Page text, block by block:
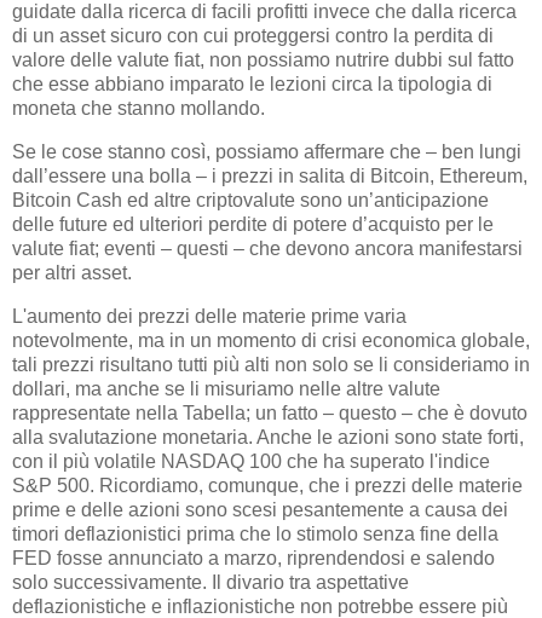
guidate dalla ricerca di facili profitti invece che dalla ricerca
di un asset sicuro con cui proteggersi contro la perdita di
valore delle valute fiat, non possiamo nutrire dubbi sul fatto
che esse abbiano imparato le lezioni circa la tipologia di
moneta che stanno mollando.
Se le cose stanno così, possiamo affermare che – ben lungi
dall’essere una bolla – i prezzi in salita di Bitcoin, Ethereum,
Bitcoin Cash ed altre criptovalute sono un’anticipazione
delle future ed ulteriori perdite di potere d’acquisto per le
valute fiat; eventi – questi – che devono ancora manifestarsi
per altri asset.
L'aumento dei prezzi delle materie prime varia
notevolmente, ma in un momento di crisi economica globale,
tali prezzi risultano tutti più alti non solo se li consideriamo in
dollari, ma anche se li misuriamo nelle altre valute
rappresentate nella Tabella; un fatto – questo – che è dovuto
alla svalutazione monetaria. Anche le azioni sono state forti,
con il più volatile NASDAQ 100 che ha superato l'indice
S&P 500. Ricordiamo, comunque, che i prezzi delle materie
prime e delle azioni sono scesi pesantemente a causa dei
timori deflazionistici prima che lo stimolo senza fine della
FED fosse annunciato a marzo, riprendendosi e salendo
solo successivamente. Il divario tra aspettative
deflazionistiche e inflazionistiche non potrebbe essere più